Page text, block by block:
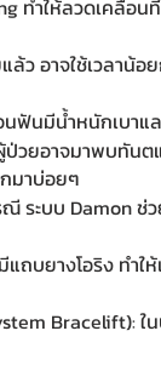
ทำให้ลวดเคลื่อน
ล้ว อาจใช้เวลา
นฟันมีน้ำหนักเบา
วยอาจมาพบทัน
มาบ่อยๆ
ระบบ Damon ช่
แถบยางโอริง ท
Bracelift): ใ